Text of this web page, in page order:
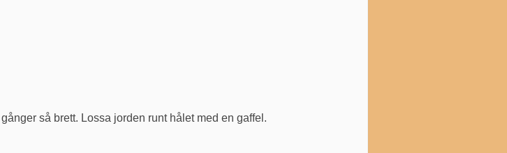
så brett. Lossa jorden runt hålet med en gaffel.